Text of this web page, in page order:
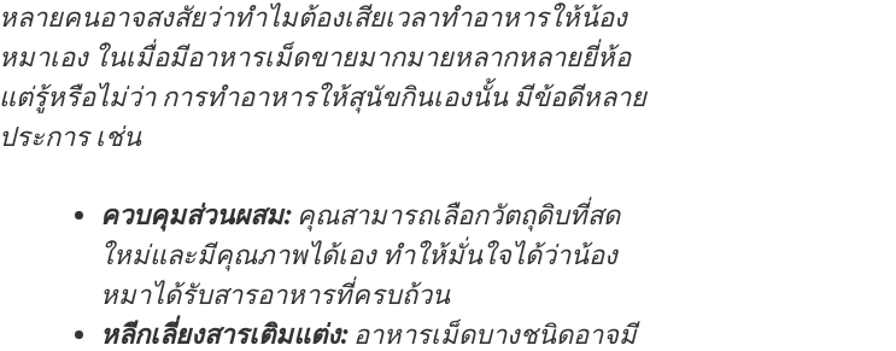
หลายคนอาจสงสัยว่าทำไมต้องเสียเวลาทำอาหารให้น้อง
หมาเอง ในเมื่อมีอาหารเม็ดขายมากมายหลากหลายยี่ห้อ
แต่รู้หรือไม่ว่า การทำอาหารให้สุนัขกินเองนั้น มีข้อดีหลาย
ประการ เช่น
ควบคุมส่วนผสม:คุณสามารถเลือกวัตถุดิบที่สด
ใหม่และมีคุณภาพได้เอง ทำให้มั่นใจได้ว่าน้อง
หมาได้รับสารอาหารที่ครบถ้วน
หลีกเลี่ยงสารเติมแต่ง:อาหารเม็ดบางชนิดอาจมี